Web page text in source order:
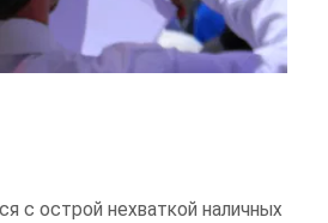
с острой нехваткой наличных